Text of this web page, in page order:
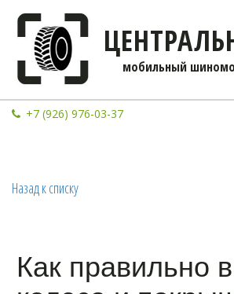
мобильны­­й
+7 (926) 976-03-37
Назад к списку
Как правильно